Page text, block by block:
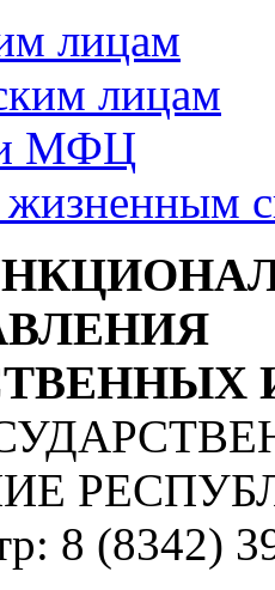
лицам
лицам
МФЦ
жизненным
8 (8342)